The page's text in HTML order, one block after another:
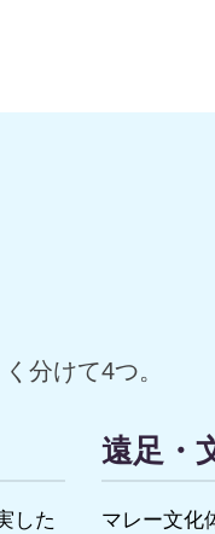
分けて4つ。
した
遠足・
マレー文化